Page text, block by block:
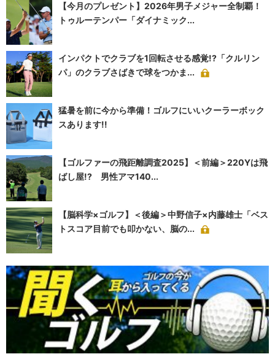
【今月のプレゼント】2026年男子メジャー全制覇！
トゥルーテンパー「ダイナミック...
インパクトでクラブを1回転させる感覚!?「クルリン
パ」のクラブさばきで球をつかま...
猛暑を前に今から準備！ゴルフにいいクーラーボック
スあります!!
【ゴルファーの飛距離調査2025】＜前編＞220Yは飛
ばし屋!? 男性アマ140...
【脳科学×ゴルフ】＜後編＞中野信子×内藤雄士「ベス
トスコア目前でも叩かない、脳の...